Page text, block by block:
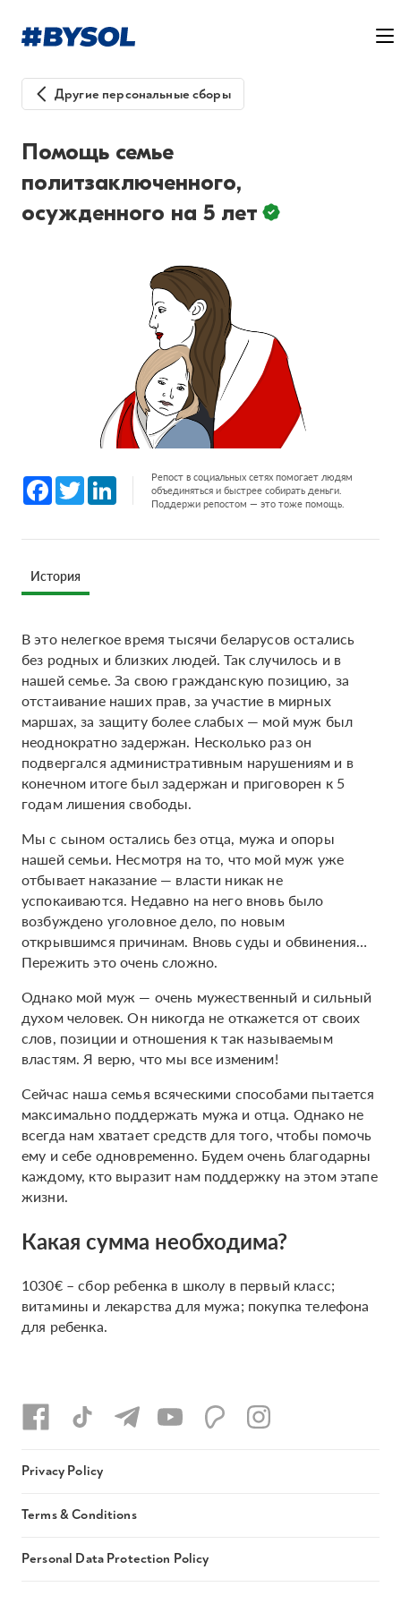
Другие персональные сборы
Помощь семье
политзаключенного,
осужденного на 5 лет
Facebook
Twitter LinkedInРепост в социальных сетях помогает людям
объединяться и быстрее собирать деньги.
Поддержи репостом — это тоже помощь.
История
В это нелегкое время тысячи беларусов остались
без родных и близких людей. Так случилось и в
нашей семье. За свою гражданскую позицию, за
отстаивание наших прав, за участие в мирных
маршах, за защиту более слабых — мой муж был
неоднократно задержан. Несколько раз он
подвергался административным нарушениям и в
конечном итоге был задержан и приговорен к 5
годам лишения свободы.
Мы с сыном остались без отца, мужа и опоры
нашей семьи. Несмотря на то, что мой муж уже
отбывает наказание — власти никак не
успокаиваются. Недавно на него вновь было
возбуждено уголовное дело, по новым
открывшимся причинам. Вновь суды и обвинения…
Пережить это очень сложно.
Однако мой муж — очень мужественный и сильный
духом человек. Он никогда не откажется от своих
слов, позиции и отношения к так называемым
властям. Я верю, что мы все изменим!
Сейчас наша семья всяческими способами пытается
максимально поддержать мужа и отца. Однако не
всегда нам хватает средств для того, чтобы помочь
ему и себе одновременно. Будем очень благодарны
каждому, кто выразит нам поддержку на этом этапе
жизни.
Какая сумма необходима?
1030€ – cбор ребенка в школу в первый класс;
витамины и лекарства для мужа; покупка телефона
для ребенка.
Privacy Policy
Terms & Conditions
Personal Data Protection Policy